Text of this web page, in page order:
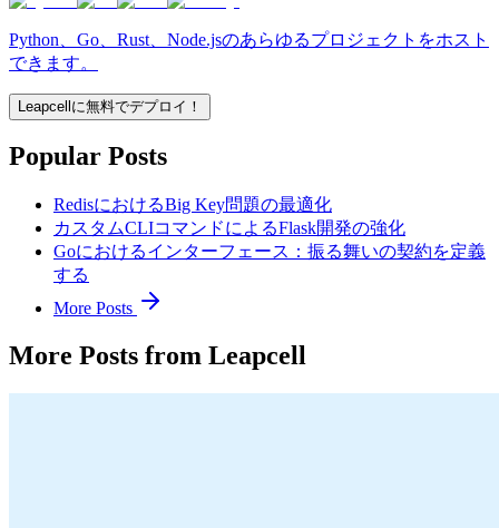
Python、Go、Rust、Node.jsのあらゆるプロジェクトをホスト
できます。
Leapcellに無料でデプロイ！
Popular Posts
RedisにおけるBig Key問題の最適化
カスタムCLIコマンドによるFlask開発の強化
Goにおけるインターフェース：振る舞いの契約を定義
する
More Posts
More Posts from Leapcell